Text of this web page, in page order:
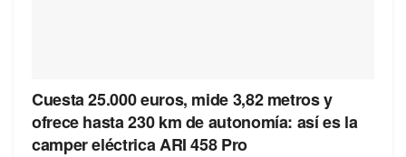
Cuesta 25.000 euros, mide 3,82 metros y
ofrece hasta 230 km de autonomía: así es la
camper eléctrica ARI 458 Pro